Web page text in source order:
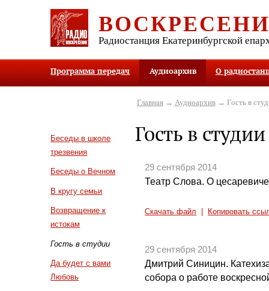
Радиостанция Екатеринбургской
Программа передач Аудиоархив О
Беседы в школе
трезвения
Беседы о Вечном
В кругу семьи
Возвращение к
истокам
Гость в студии
Да будет с вами
Любовь
Главная→ Аудиоархив→ Гость в
Гость в студии
29 сентября 2014
Театр Слова. О
Скачать файл Копировать
29 сентября 2014
Дмитрий Синицин.
собора о работе